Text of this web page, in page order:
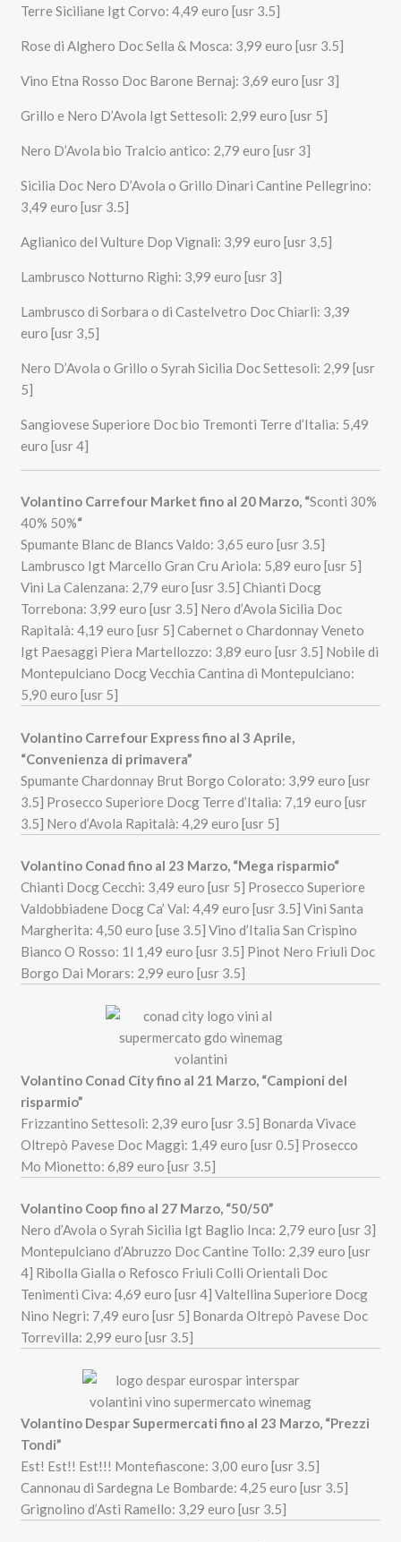
Terre Siciliane Igt Corvo: 4,49 euro [usr 3.5]
Rose di Alghero Doc Sella & Mosca: 3,99 euro [usr 3.5]
Vino Etna Rosso Doc Barone Bernaj: 3,69 euro [usr 3]
Grillo e Nero D’Avola Igt Settesoli: 2,99 euro [usr 5]
Nero D’Avola bio Tralcio antico: 2,79 euro [usr 3]
Sicilia Doc Nero D’Avola o Grillo Dinari Cantine Pellegrino:
3,49 euro [usr 3.5]
Aglianico del Vulture Dop Vignali: 3,99 euro [usr 3,5]
Lambrusco Notturno Righi: 3,99 euro [usr 3]
Lambrusco di Sorbara o di Castelvetro Doc Chiarli: 3,39
euro [usr 3,5]
Nero D’Avola o Grillo o Syrah Sicilia Doc Settesoli: 2,99 [usr
5]
Sangiovese Superiore Doc bio Tremonti Terre d’Italia: 5,49
euro [usr 4]
Volantino Carrefour Market fino al 20 Marzo, “Sconti 30%
40% 50%“
Spumante Blanc de Blancs Valdo: 3,65 euro [usr 3.5]
Lambrusco Igt Marcello Gran Cru Ariola: 5,89 euro [usr 5]
Vini La Calenzana: 2,79 euro [usr 3.5] Chianti Docg
Torrebona: 3,99 euro [usr 3.5] Nero d’Avola Sicilia Doc
Rapitalà: 4,19 euro [usr 5] Cabernet o Chardonnay Veneto
Igt Paesaggi Piera Martellozzo: 3,89 euro [usr 3.5] Nobile di
Montepulciano Docg Vecchia Cantina di Montepulciano:
5,90 euro [usr 5]
Volantino Carrefour Express fino al 3 Aprile,
“Convenienza di primavera”
Spumante Chardonnay Brut Borgo Colorato: 3,99 euro [usr
3.5] Prosecco Superiore Docg Terre d’Italia: 7,19 euro [usr
3.5] Nero d’Avola Rapitalà: 4,29 euro [usr 5]
Volantino Conad fino al 23 Marzo, “Mega risparmio“
Chianti Docg Cecchi: 3,49 euro [usr 5] Prosecco Superiore
Valdobbiadene Docg Ca’ Val: 4,49 euro [usr 3.5] Vini Santa
Margherita: 4,50 euro [use 3.5] Vino d’Italia San Crispino
Bianco O Rosso: 1l 1,49 euro [usr 3.5] Pinot Nero Friuli Doc
Borgo Dai Morars: 2,99 euro [usr 3.5]
Volantino Conad City fino al 21 Marzo, “Campioni del
risparmio”
Frizzantino Settesoli: 2,39 euro [usr 3.5] Bonarda Vivace
Oltrepò Pavese Doc Maggi: 1,49 euro [usr 0.5] Prosecco
Mo Mionetto: 6,89 euro [usr 3.5]
Volantino Coop fino al 27 Marzo, “50/50”
Nero d’Avola o Syrah Sicilia Igt Baglio Inca: 2,79 euro [usr 3]
Montepulciano d’Abruzzo Doc Cantine Tollo: 2,39 euro [usr
4] Ribolla Gialla o Refosco Friuli Colli Orientali Doc
Tenimenti Civa: 4,69 euro [usr 4] Valtellina Superiore Docg
Nino Negri: 7,49 euro [usr 5] Bonarda Oltrepò Pavese Doc
Torrevilla: 2,99 euro [usr 3.5]
Volantino Despar Supermercati fino al 23 Marzo, “Prezzi
Tondi”
Est! Est!! Est!!! Montefiascone: 3,00 euro [usr 3.5]
Cannonau di Sardegna Le Bombarde: 4,25 euro [usr 3.5]
Grignolino d’Asti Ramello: 3,29 euro [usr 3.5]